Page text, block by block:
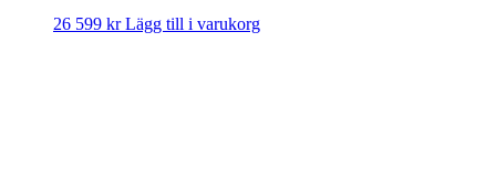
26 599 kr Lägg till i varukorg